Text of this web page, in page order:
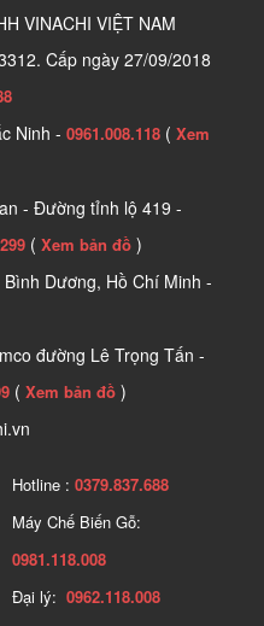
gốc từ Mỹ và được sản
Trung Quốc... Sản phẩm
hoạt tính và cao su đàn hồi,
bụi bẩn, vi khuẩn, hơi hóa
suất lên tới 95%. Sản phẩm
hạn chế rò rỉ khí, mang lại
tai khi sử dụng lâu dài.
VINACHI VIỆT NAM
Cấp ngày 27/09/2018
Ninh - 0961.008.118 ( Xem
- Đường tỉnh lộ 419 -
( Xem bản đồ )
Dương, Hồ Chí Minh -
đường Lê Trọng Tấn -
( Xem bản đồ )
Hotline : 0379.837.688
Máy Chế Biến Gỗ:
0981.118.008
Đại lý: 0962.118.008